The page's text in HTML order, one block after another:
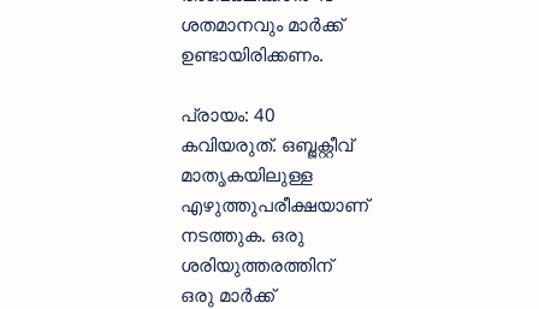
ശതമാനവും മാർക്ക്
ഉണ്ടായിരിക്കണം.
പ്രായം: 40
കവിയരുത്. ഒബ്ജക്റ്റീവ്
മാതൃകയിലുള്ള
എഴുത്തുപരീക്ഷയാണ്
നടത്തുക. ഒരു
ശരിയുത്തരത്തിന്
ഒരു മാർക്ക്